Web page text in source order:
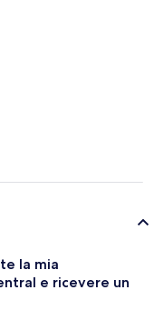
la mia
e ricevere un